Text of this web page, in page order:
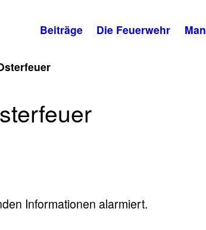
Beiträge Die Feuerwehr
Informationen alarmiert.